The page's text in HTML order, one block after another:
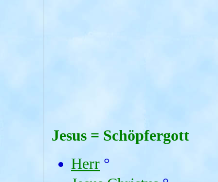
Jesus = Schöpfergott
Herr °